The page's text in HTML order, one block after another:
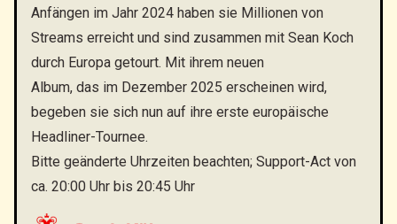
Anfängen im Jahr 2024 haben sie Millionen von
Streams erreicht und sind zusammen mit Sean Koch
durch Europa getourt. Mit ihrem neuen
Album, das im Dezember 2025 erscheinen wird,
begeben sie sich nun auf ihre erste europäische
Headliner-Tournee.
Bitte geänderte Uhrzeiten beachten; Support-Act von
ca. 20:00 Uhr bis 20:45 Uhr